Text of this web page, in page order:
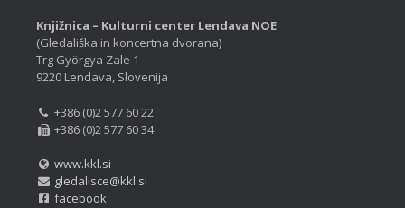
Knjižnica – Kulturni center Lendava NOE
(Gledališka in koncertna dvorana)
Trg Györgya Zale 1
9220 Lendava, Slovenija
+386 (0)2 577 60 22
+386 (0)2 577 60 34
www.kkl.si
gledalisce@kkl.si
facebook